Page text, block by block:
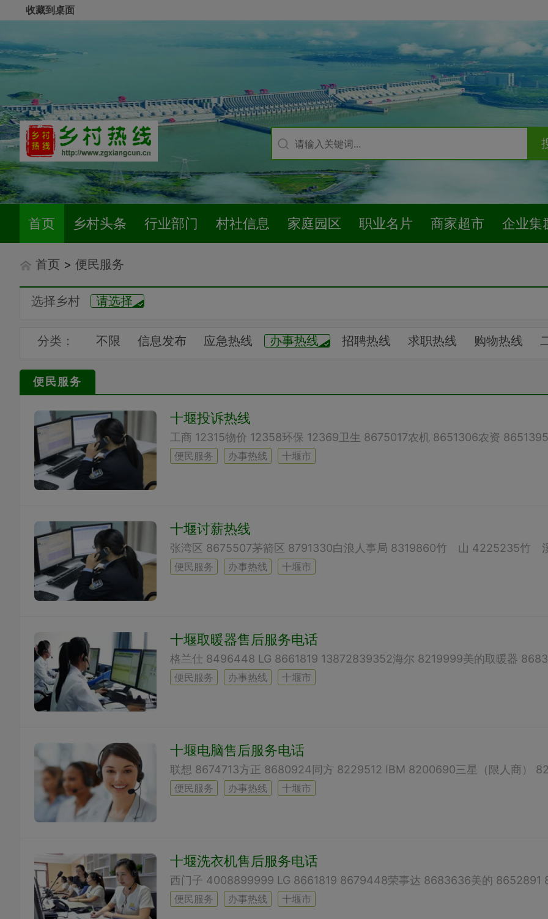
收藏到桌面
首页 乡村头条 行业部门 村社信息 家庭园区 职业名片 商家超市 企业集
首页 > 便民服务
选择乡村 请选择
分类： 不限 信息发布 应急热线 办事热线 招聘热线 求职热线 购物热线
各类维修
各类培训 养老信息 幼儿托养 婚介交友 验光配镜 健康管哩
员工之声
学子之声 网友之声
公交线路
的士预约 摩托预约 汇展中心
便民服务
十堰投诉热线
便民服务 办事热线 十堰市
十堰讨薪热线
便民服务 办事热线 十堰市
十堰取暖器售后服务电话
便民服务 办事热线 十堰市
十堰电脑售后服务电话
便民服务 办事热线 十堰市
十堰洗衣机售后服务电话
便民服务 办事热线 十堰市